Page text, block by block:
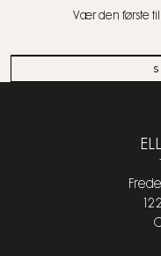
Vær den første